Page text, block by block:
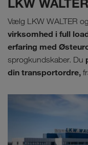
LKW
Vælg LKW WALTER
virksomhed i full
erfaring med
sprogkundskaber. Du
din transportordre,